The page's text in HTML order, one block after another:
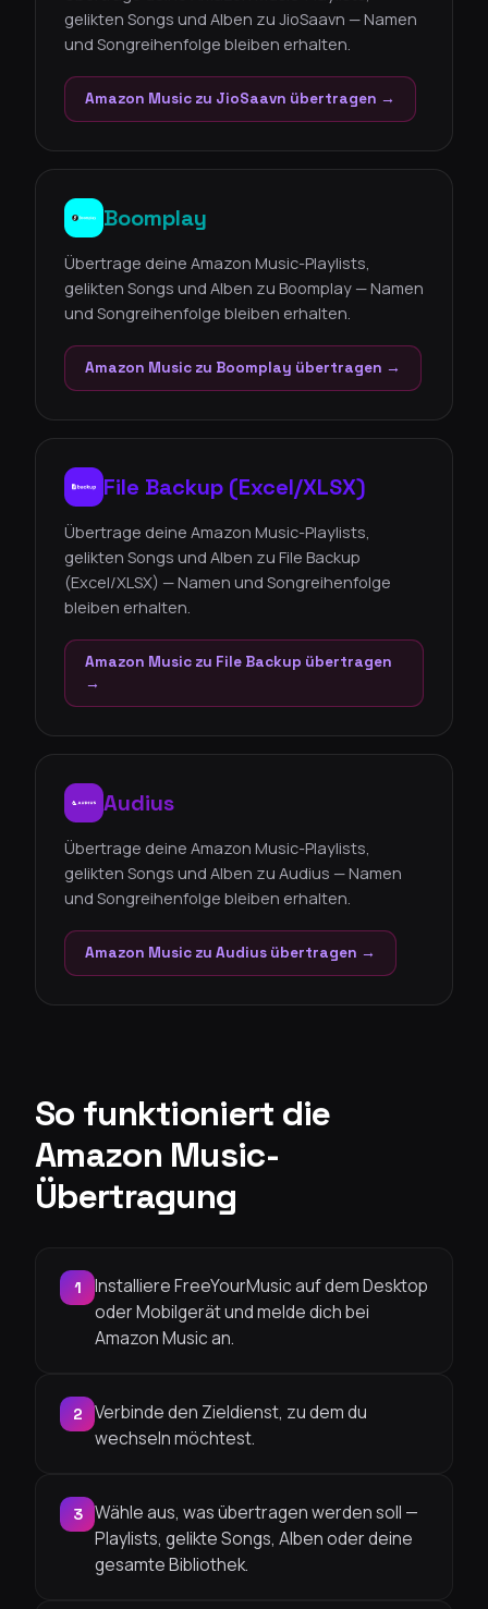
gelikten Songs und Alben zu JioSaavn — Namen
und Songreihenfolge bleiben erhalten.
Amazon Music zu JioSaavn übertragen →
Boomplay
Übertrage deine Amazon Music-Playlists,
gelikten Songs und Alben zu Boomplay — Namen
und Songreihenfolge bleiben erhalten.
Amazon Music zu Boomplay übertragen →
File Backup (Excel/XLSX)
Übertrage deine Amazon Music-Playlists,
gelikten Songs und Alben zu File Backup
(Excel/XLSX) — Namen und Songreihenfolge
bleiben erhalten.
Amazon Music zu File Backup übertragen
→
Audius
Übertrage deine Amazon Music-Playlists,
gelikten Songs und Alben zu Audius — Namen
und Songreihenfolge bleiben erhalten.
Amazon Music zu Audius übertragen →
So funktioniert die
Amazon Music-
Übertragung
1
Installiere FreeYourMusic auf dem Desktop
oder Mobilgerät und melde dich bei
Amazon Music an.
2
Verbinde den Zieldienst, zu dem du
wechseln möchtest.
3
Wähle aus, was übertragen werden soll —
Playlists, gelikte Songs, Alben oder deine
gesamte Bibliothek.